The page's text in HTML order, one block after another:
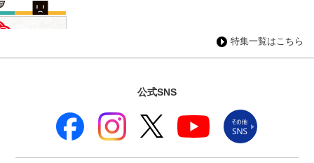
特集一覧はこちら
公式SNS